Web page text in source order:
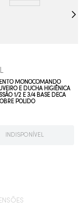
MONOCOMANDO
E DUCHA HIGIÊNICA
1/2 E 3/4 BASE DECA
POLIDO
INDISPONÍVEL